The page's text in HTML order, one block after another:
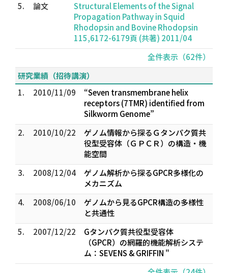
5.
論文
Structural Elements of the Signal
Propagation Pathway in Squid
Rhodopsin and Bovine Rhodopsin
115,6172-6179頁 (共著) 2011/04
全件表示（62件）
研究業績（招待講演）
1.
2010/11/09
“Seven transmembrane helix
receptors (7TMR) identified from
Silkworm Genome”
2.
2010/10/22
ゲノム情報から探るＧタンパク質共
役型受容体（ＧＰＣＲ）の構造・機
能空間
3.
2008/12/04
ゲノム解析から探るGPCR多様化の
メカニズム
4.
2008/06/10
ゲノムから見るGPCR構造の多様性
と共通性
5.
2007/12/22
Gタンパク質共役型受容体
（GPCR）の網羅的機能解析システ
ム：SEVENS & GRIFFIN "